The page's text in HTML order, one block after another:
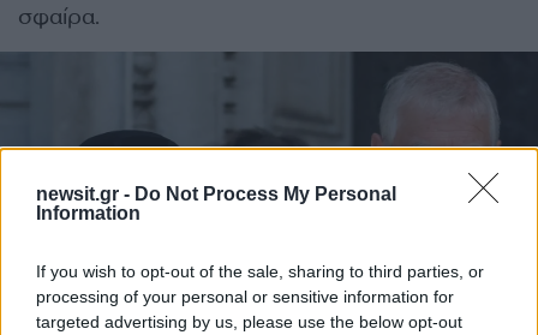
newsit.gr - Do Not Process My Personal
Information
If you wish to opt-out of the sale, sharing to third parties, or
processing of your personal or sensitive information for
targeted advertising by us, please use the below opt-out
σφαίρα.